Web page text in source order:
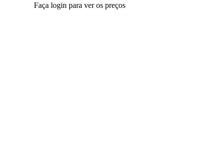
Faça login para ver os preços